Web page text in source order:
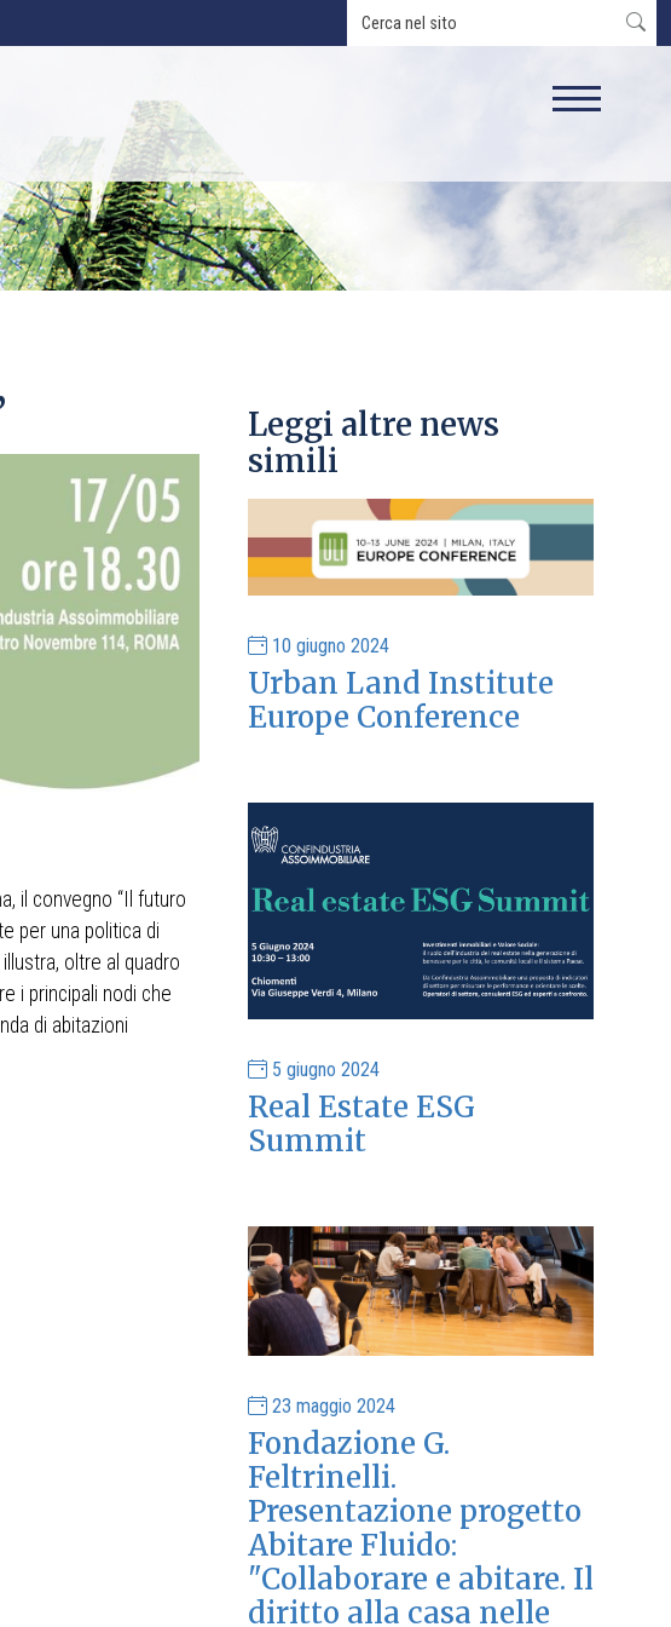
il convegno “Il futuro
per una politica di
oltre al quadro
i principali nodi che
di abitazioni
Leggi altre news
simili
10 giugno 2024
Urban Land Institute
Europe Conference
5 giugno 2024
Real Estate ESG
Summit
23 maggio 2024
Fondazione G.
Feltrinelli.
Presentazione progetto
Abitare Fluido:
"Collaborare e abitare. Il
diritto alla casa nelle